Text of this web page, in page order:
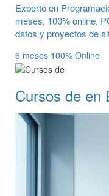
Experto en
meses, 100% online.
datos y proyectos de
6 meses 100% Online
Cursos de en